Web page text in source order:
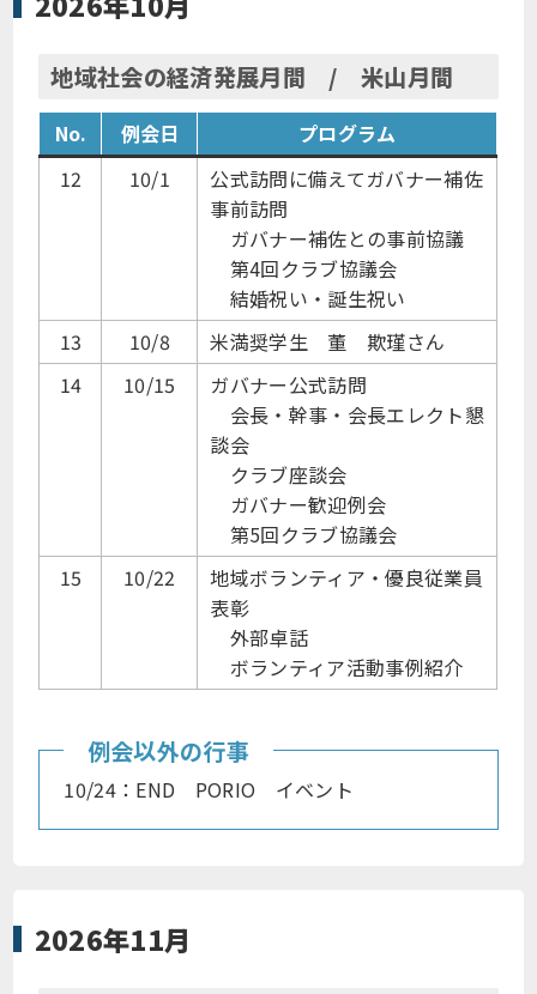
地域社会の経済発展月間 / 米山月間
No. 例会日
プログラム
12
10/1
公式訪問に備えてガバナー補佐
事前訪問
ガバナー補佐との事前協議
第4回クラブ協議会
結婚祝い・誕生祝い
13
10/8
米満奨学生 董 欺瑾さん
14
10/15
ガバナー公式訪問
会長・幹事・会長エレクト懇
談会
クラブ座談会
ガバナー歓迎例会
第5回クラブ協議会
15
10/22
地域ボランティア・優良従業員
表彰
外部卓話
ボランティア活動事例紹介
例会以外の行事
10/24：END PORIO イベント
2026年11月